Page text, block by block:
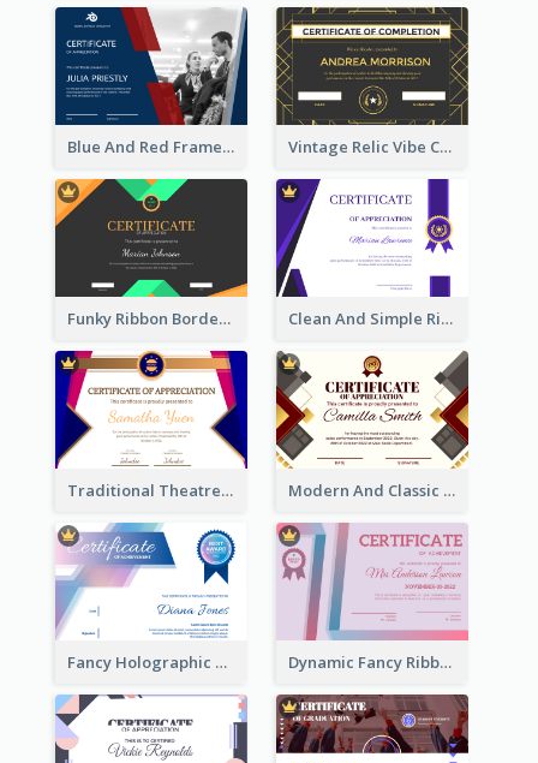
Blue And Red Frame With Photo Certificate Vintage Relic Vibe Certificate Design Template
Funky Ribbon Border Certificate Design Template Clean And Simple Ribbon Certificate Design Ideas
Traditional Theatre Certificate Design Template Modern And Classic Art Deco Certificate Design Ideas
Fancy Holographic Certificate Design Ideas Dynamic Fancy Ribbon Certificate Design Ideas